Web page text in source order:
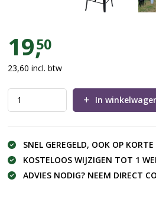
Statafel Wagon
19,50
23,60 incl. btw
In
SNEL GEREGELD, OOK OP
KOSTELOOS WIJZIGEN TOT 1
ADVIES NODIG? NEEM DIRECT